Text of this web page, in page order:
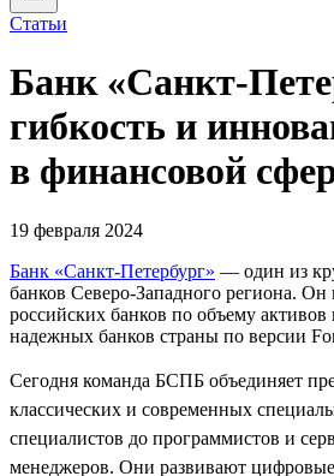
Статьи
Банк «Санкт-
гибкость и
в финансовой
19 февраля 2024
Банк «Санкт-Петербург» — один из
банков Северо-Западного региона. Он
российских банков по объему
надежных банков страны по версии
Сегодня команда БСПБ объединяет
классических и современных
специалистов до программистов и
менеджеров. Они развивают